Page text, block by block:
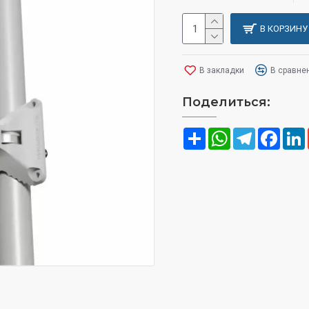
В КОРЗИНУ
В закладки В
Поделиться:
Share WhatsAppTelegram